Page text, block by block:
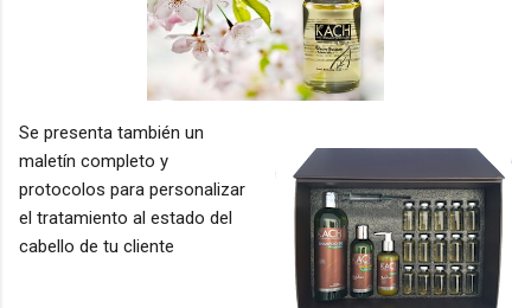
Se presenta también un
maletín completo y
protocolos para personalizar
el tratamiento al estado del
cabello de tu cliente